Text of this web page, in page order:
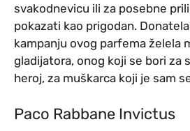
svakodnevicu ili za posebne
pokazati kao prigodan.
kampanju ovog parfema želela
gladijatora, onog koji se bori za
heroj, za muškarca koji je sam
Paco Rabbane Invictus